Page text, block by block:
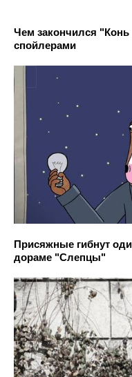
Чем закончился
спойлерами
Присяжные гибнут
дораме "Слепцы"